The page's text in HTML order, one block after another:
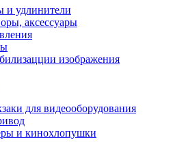
и удлинители
аксессуары
изображения
для видеооборудования
и кинохлопушки